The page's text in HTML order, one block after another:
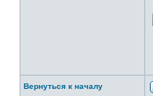
Вернуться к началу